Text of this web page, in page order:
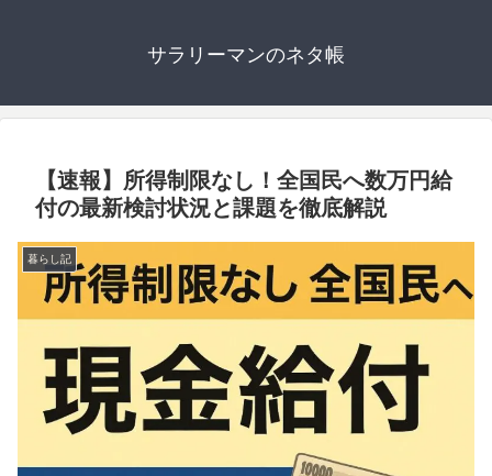
サラリーマンのネタ帳
【速報】所得制限なし！全国民へ数万円給
付の最新検討状況と課題を徹底解説
暮らし記